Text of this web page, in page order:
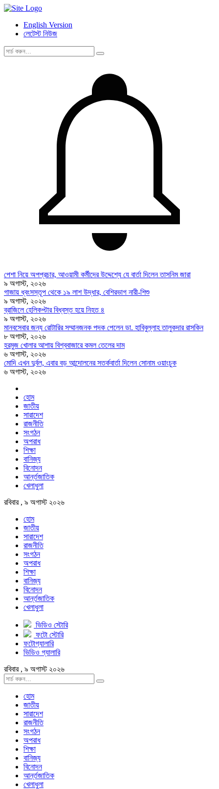
English Version
লেটেস্ট নিউজ
পেশা নিয়ে অপপ্রচার, আওয়ামী কর্মীদের উদ্দেশ্যে যে বার্তা দিলেন তাসনিম জারা
৯ অগাস্ট, ২০২৬
গাজায় ধ্বংসস্তূপ থেকে ১৯ লাশ উদ্ধার, বেশিরভাগ নারী-শিশু
৯ অগাস্ট, ২০২৬
ব্রাজিলে হেলিকপ্টার বিধ্বস্ত হয়ে নিহত ৪
৯ অগাস্ট, ২০২৬
মানবসেবার জন্য রোটারির সম্মানজনক পদক পেলেন ডা. হাবিবুল্লাহ তালুকদার রাসকিন
৮ অগাস্ট, ২০২৬
হরমুজ খোলার আশায় বিশ্ববাজারে কমল তেলের দাম
৬ অগাস্ট, ২০২৬
মোদি এখন দুর্বল, এবার বড় আন্দোলনের সতর্কবার্তা দিলেন সোনাম ওয়াংচুক
৬ অগাস্ট, ২০২৬
হোম
জাতীয়
সারাদেশ
রাজনীতি
সংগঠন
অপরাধ
শিক্ষা
বানিজ্য
বিনোদন
আর্ন্তজাতিক
খেলাধুলা
রবিবার , ৯ অগাস্ট ২০২৬
হোম
জাতীয়
সারাদেশ
রাজনীতি
সংগঠন
অপরাধ
শিক্ষা
বানিজ্য
বিনোদন
আর্ন্তজাতিক
খেলাধুলা
ভিডিও স্টোরি
ফটো স্টোরি
ফটোগ্যালারি
ভিডিও গ্যালারি
রবিবার , ৯ অগাস্ট ২০২৬
হোম
জাতীয়
সারাদেশ
রাজনীতি
সংগঠন
অপরাধ
শিক্ষা
বানিজ্য
বিনোদন
আর্ন্তজাতিক
খেলাধুলা